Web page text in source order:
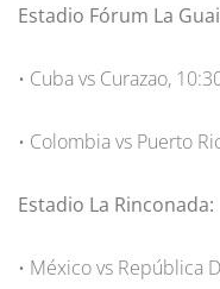
Estadio Fórum La
• Cuba vs Curazao,
• Colombia vs Puerto
Estadio La Rinconada:
• México vs República